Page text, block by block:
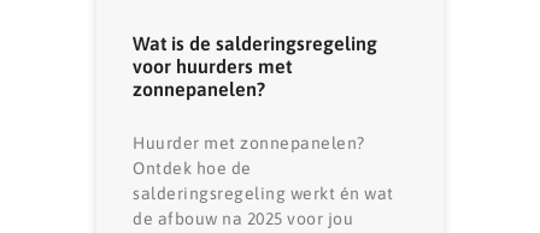
Wat is de salderingsregeling
voor huurders met
zonnepanelen?
Huurder met zonnepanelen?
Ontdek hoe de
salderingsregeling werkt én wat
de afbouw na 2025 voor jou